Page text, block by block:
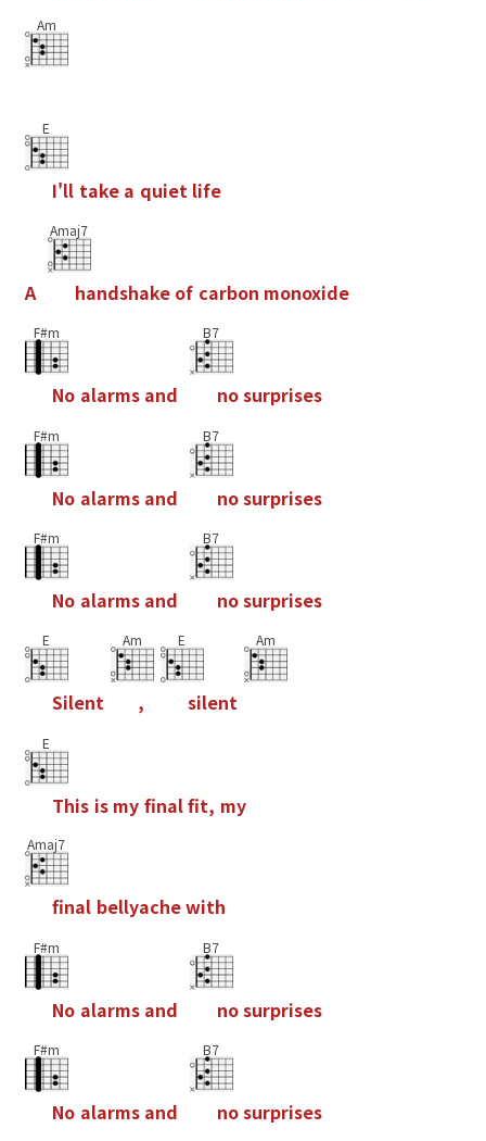
Am
E
I'll take a quiet life
A
Amaj7
handshake of carbon monoxide
F#m
No alarms and
B7
nosurprises
F#m
No alarms and
B7
nosurprises
F#m
No alarms and
B7
nosurprises
E
Silent
Am
,
E
silent
Am
E
This is my fnalft, my
Amaj7
fnal bellyachewith
F#m
No alarms and
B7
nosurprises
F#m
No alarms and
B7
nosurprises